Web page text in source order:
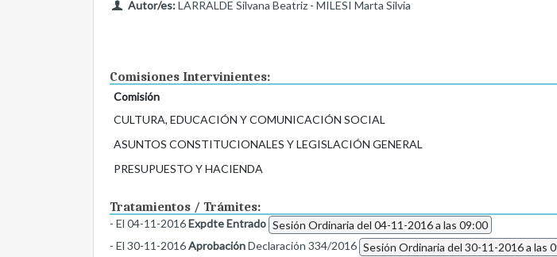
Autor/es:LARRALDE Silvana Beatriz - MILESI Marta Silvia
Comisiones Intervinientes:
Comisión
CULTURA, EDUCACIÓN Y COMUNICACIÓN SOCIAL
ASUNTOS CONSTITUCIONALES Y LEGISLACIÓN GENERAL
PRESUPUESTO Y HACIENDA
Tratamientos / Trámites:
- El 04-11-2016Expdte Entrado Sesión Ordinaria del 04-11-2016 a las 09:00
- El 30-11-2016AprobaciónDeclaración 334/2016 Sesión Ordinaria del 30-11-2016 a las